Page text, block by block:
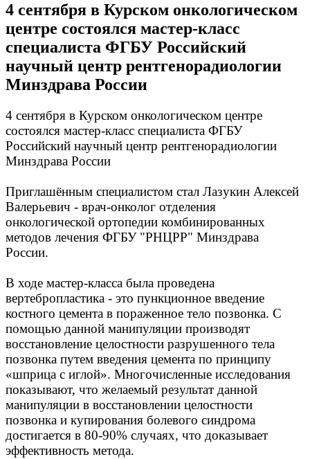
4 сентября в Курском онкологическом
центре состоялся мастер-класс
специалиста ФГБУ Российский
научный центр рентгенорадиологии
Минздрава России
4 сентября в Курском онкологическом центре
состоялся мастер-класс специалиста ФГБУ
Российский научный центр рентгенорадиологии
Минздрава России
Приглашённым специалистом стал Лазукин Алексей
Валерьевич - врач-онколог отделения
онкологической ортопедии комбинированных
методов лечения ФГБУ "РНЦРР" Минздрава
России.
В ходе мастер-класса была проведена
вертебропластика - это пункционное введение
костного цемента в пораженное тело позвонка. С
помощью данной манипуляции производят
восстановление целостности разрушенного тела
позвонка путем введения цемента по принципу
«шприца с иглой». Многочисленные исследования
показывают, что желаемый результат данной
манипуляции в восстановлении целостности
позвонка и купирования болевого синдрома
достигается в 80-90% случаях, что доказывает
эффективность метода.